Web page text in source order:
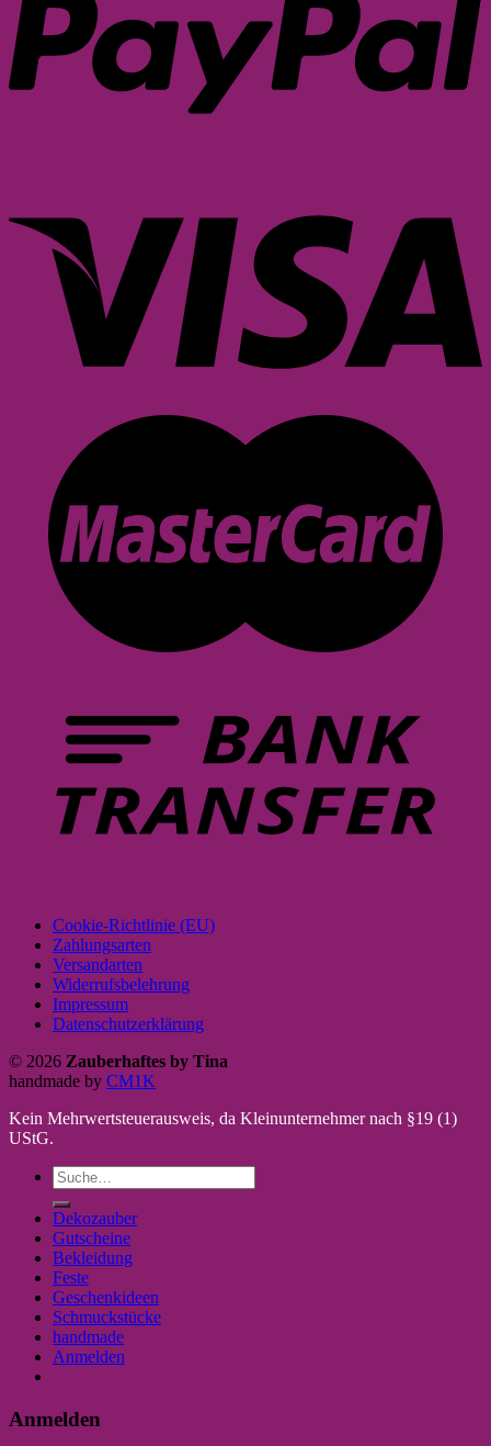
Cookie-Richtlinie (EU)
Zahlungsarten
Versandarten
Widerrufsbelehrung
Impressum
Datenschutzerklärung
© 2026 Zauberhaftes by Tina
handmade by CM1K
Kein Mehrwertsteuerausweis, da Kleinunternehmer nach §19 (1)
UStG.
Suche
nach:
Dekozauber
Gutscheine
Bekleidung
Feste
Geschenkideen
Schmuckstücke
handmade
Anmelden
Anmelden